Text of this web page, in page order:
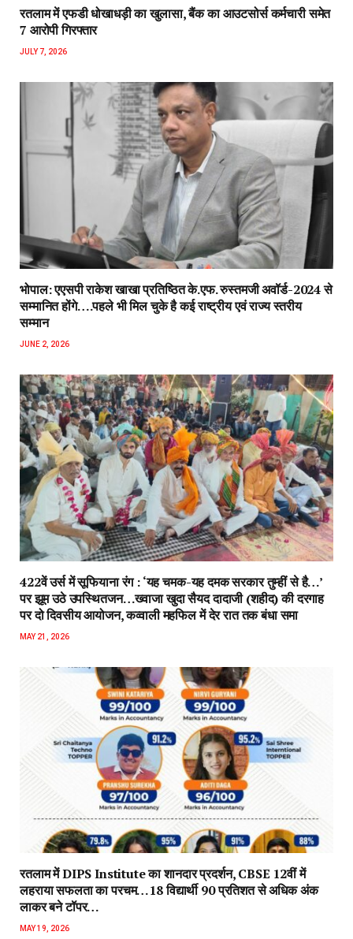
रतलाम में एफडी धोखाधड़ी का खुलासा, बैंक का आउटसोर्स कर्मचारी समेत
7 आरोपी गिरफ्तार
JULY 7, 2026
भोपाल: एएसपी राकेश‌ खाखा प्रतिष्ठित के.एफ. रुस्तमजी अवॉर्ड-2024 से
सम्मानित होंगे….पहले भी मिल चुके है कई राष्ट्रीय एवं राज्य स्तरीय
सम्मान
JUNE 2, 2026
422वें उर्स में सूफियाना रंग : ‘यह चमक-यह दमक सरकार तुम्हीं से है…’
पर झूम उठे उपस्थितजन…ख्वाजा खुदा सैयद दादाजी (शहीद) की दरगाह
पर दो दिवसीय आयोजन, कव्वाली महफिल में देर रात तक बंधा समा
MAY 21, 2026
रतलाम में DIPS Institute का शानदार प्रदर्शन, CBSE 12वीं में
लहराया सफलता का परचम…18 विद्यार्थी 90 प्रतिशत से अधिक अंक
लाकर बने टॉपर…
MAY 19, 2026